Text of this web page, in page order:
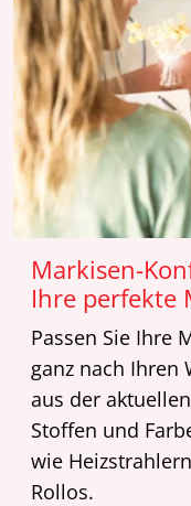
Markisen-
Ihre perfekte
Passen Sie Ihre
ganz nach Ihren
aus der
Stoffen und
wie
Rollos.